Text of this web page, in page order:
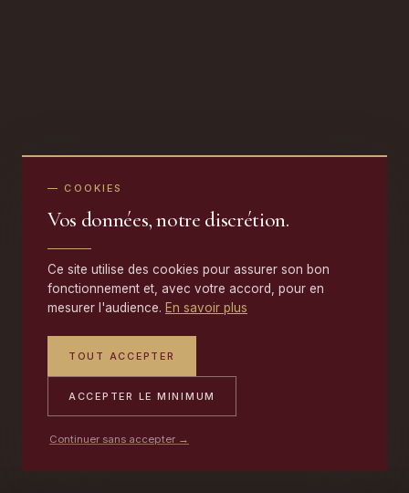
— COOKIES
Vos données, notre discrétion.
Ce site utilise des cookies pour assurer son bon
fonctionnement et, avec votre accord, pour en
mesurer l'audience. En savoir plus
TOUT ACCEPTER
ACCEPTER LE MINIMUM
Continuer sans accepter →